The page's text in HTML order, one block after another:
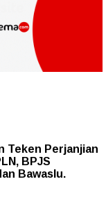
Teken Perjanjian
BPJS
Bawaslu.